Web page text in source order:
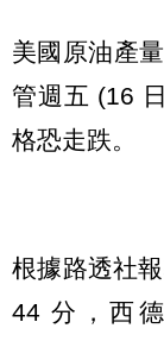
美國原油產
管週五 (16
格恐走跌。
根據路透社
44 分，西